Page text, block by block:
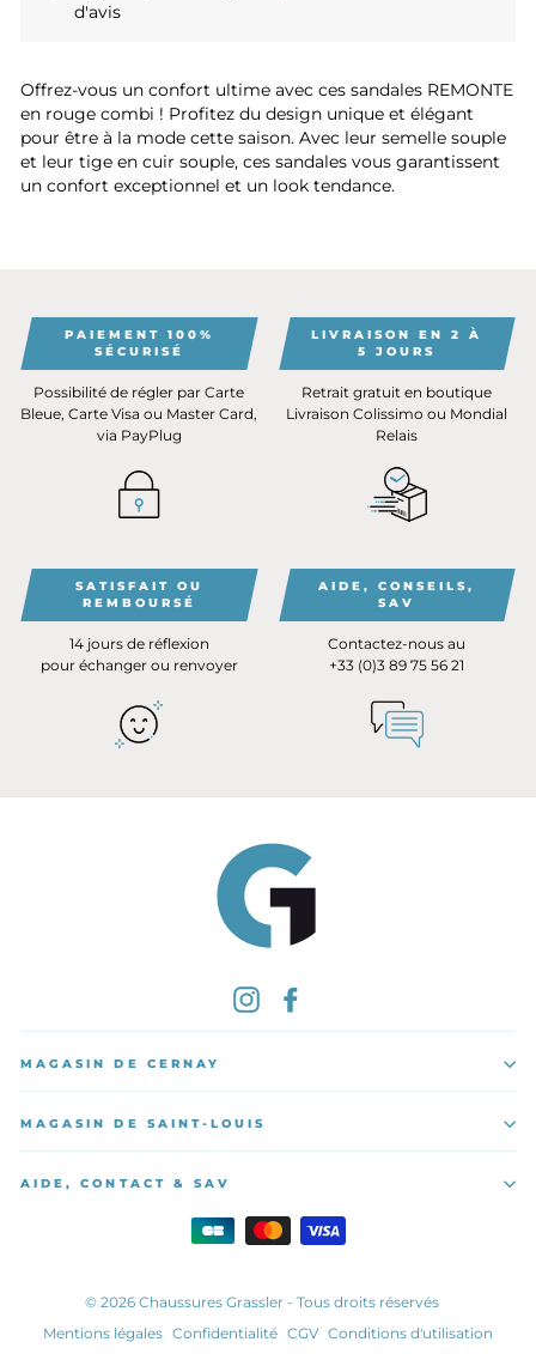
d'avis
Offrez-vous un confort ultime avec ces sandales REMONTE
en rouge combi ! Profitez du design unique et élégant
pour être à la mode cette saison. Avec leur semelle souple
et leur tige en cuir souple, ces sandales vous garantissent
un confort exceptionnel et un look tendance.
PAIEMENT 100%
SÉCURISÉ
Possibilité de régler par Carte
Bleue, Carte Visa ou Master Card,
via PayPlug
LIVRAISON EN 2 À
5 JOURS
Retrait gratuit en boutique
Livraison Colissimo ou Mondial
Relais
SATISFAIT OU
REMBOURSÉ
14 jours de réflexion
pour échanger ou renvoyer
AIDE, CONSEILS,
SAV
Contactez-nous au
+33 (0)3 89 75 56 21
Instagram
MAGASIN DE CERNAY
MAGASIN DE SAINT-LOUIS
AIDE, CONTACT & SAV
© 2026 Chaussures Grassler - Tous droits réservés
Mentions légales Confidentialité CGV Conditions d'utilisation